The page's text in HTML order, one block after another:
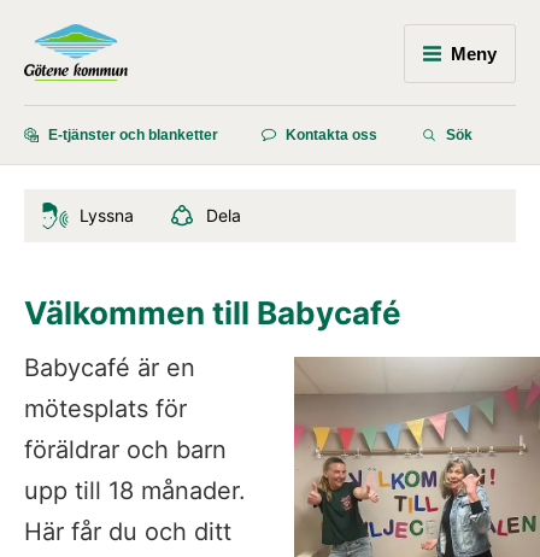
Meny
E-tjänster och blanketter Kontakta oss Sök
Lyssna Dela
Välkommen till Babycafé
Babycafé är en
mötesplats för
föräldrar och barn
upp till 18 månader.
Här får du och ditt